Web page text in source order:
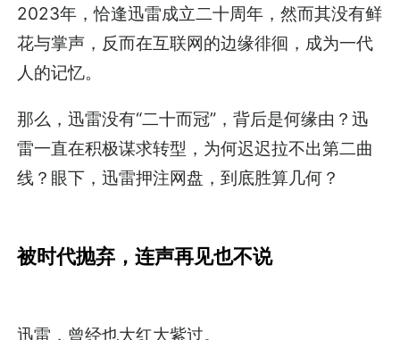
2023年，恰逢迅雷成立二十周年，然而其没有鲜
花与掌声，反而在互联网的边缘徘徊，成为一代
人的记忆。
那么，迅雷没有“二十而冠”，背后是何缘由？迅
雷一直在积极谋求转型，为何迟迟拉不出第二曲
线？眼下，迅雷押注网盘，到底胜算几何？
被时代抛弃，连声再见也不说
迅雷，曾经也大红大紫过。